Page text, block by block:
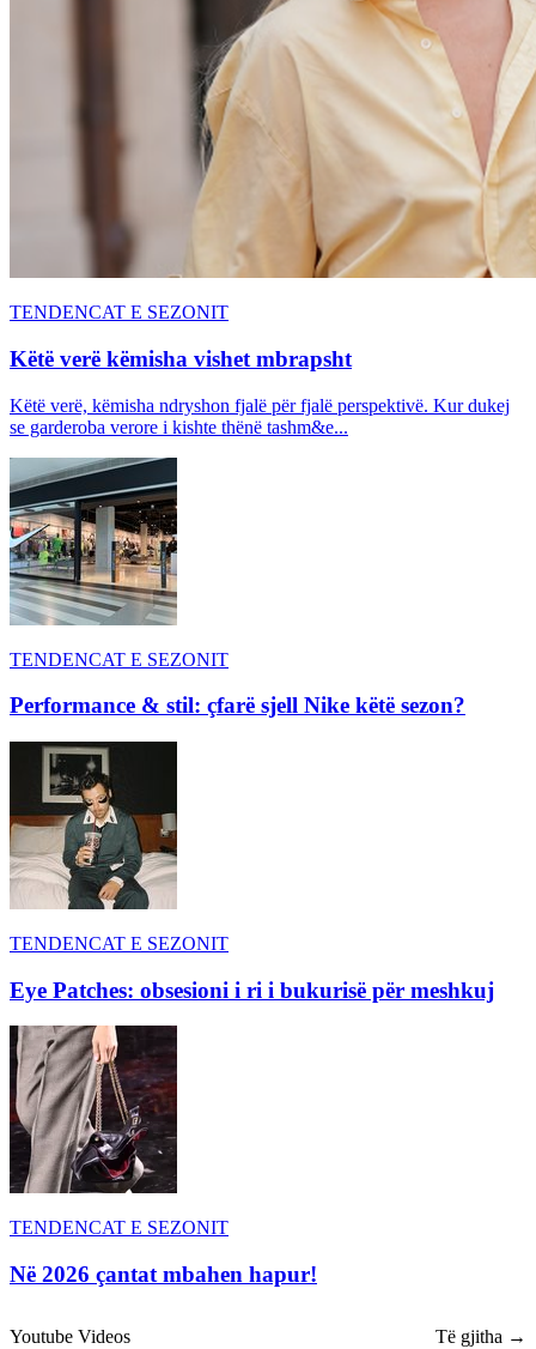
TENDENCAT E SEZONIT
Këtë verë këmisha vishet mbrapsht
Këtë verë, këmisha ndryshon fjalë për fjalë perspektivë. Kur dukej
se garderoba verore i kishte thënë tashm&e...
TENDENCAT E SEZONIT
Performance & stil: çfarë sjell Nike këtë sezon?
TENDENCAT E SEZONIT
Eye Patches: obsesioni i ri i bukurisë për meshkuj
TENDENCAT E SEZONIT
Në 2026 çantat mbahen hapur!
Youtube Videos Të gjitha →